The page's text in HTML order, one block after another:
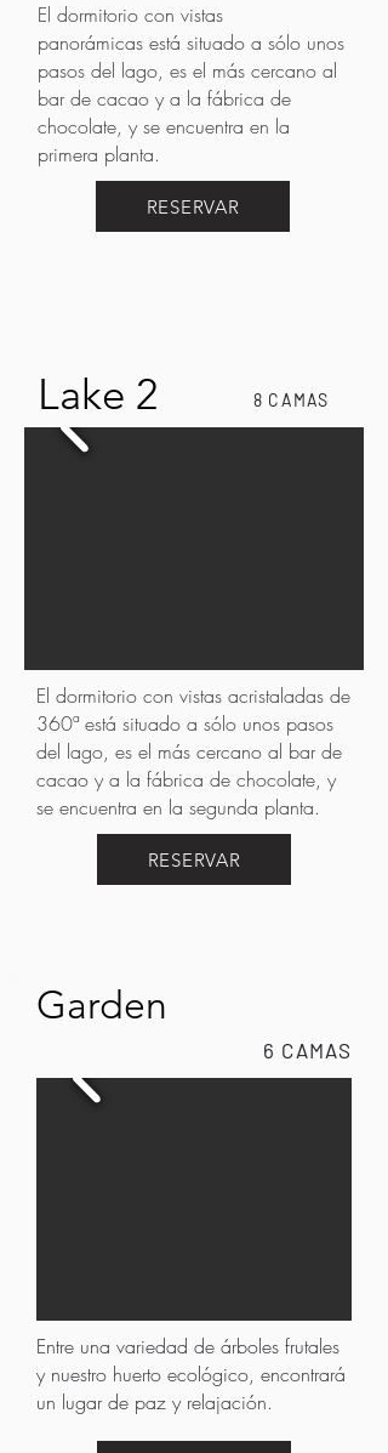
El dormitorio con vistas
panorámicas está situado a sólo unos
pasos del lago, es el más cercano al
bar de cacao y a la fábrica de
chocolate, y se encuentra en la
primera planta.
RESERVAR
Lake 2 8 CAMAS
El dormitorio con vistas acristaladas de
360ª está situado a sólo unos pasos
del lago, es el más cercano al bar de
cacao y a la fábrica de chocolate, y
se encuentra en la segunda planta.
RESERVAR
Garden
6 CAMAS
Entre una variedad de árboles frutales
y nuestro huerto ecológico, encontrará
un lugar de paz y relajación.